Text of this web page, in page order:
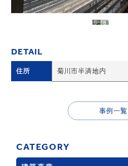
DETAIL
住所 菊川市半済地内
事例一覧
事例一覧
CATEGORY